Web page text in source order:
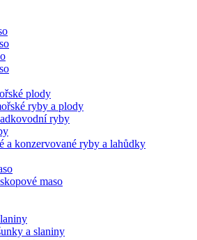
plody
ryby a plody
ryby
a konzervované ryby a lahůdky
maso
a slaniny